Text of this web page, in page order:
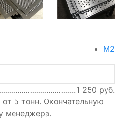
М2
1 250 руб.
5 тонн. Окончательную
менеджера.